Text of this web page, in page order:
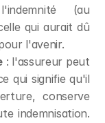
(au
qui aurait dû
l'avenir.
: l'assureur peut
qui signifie qu'il
conserve
indemnisation.